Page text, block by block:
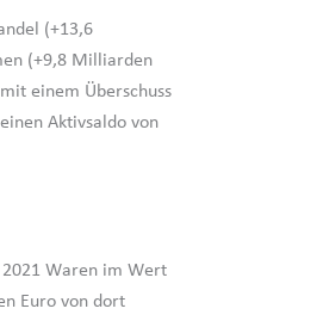
(+13,6
(+9,8 Milliarden
einem Überschuss
Aktivsaldo von
Waren im Wert
Euro von dort